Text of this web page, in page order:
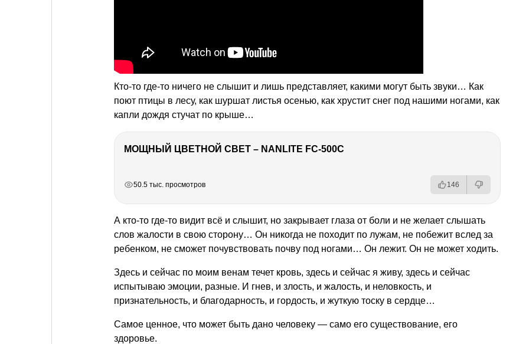
Кто-то где-то ничего не слышит и лишь представляет, какими могут быть звуки… Как
поют птицы в лесу, как шуршат листья осенью, как хрустит снег под нашими ногами, как
капли дождя стучат по крыше…
МОЩНЫЙ ЦВЕТНОЙ СВЕТ – NANLITE FC-500C
50.5 тыс. просмотров 146
А кто-то где-то видит всё и слышит, но закрывает глаза от боли и не желает слышать
слов жалости в свою сторону… Он никогда не походит по лужам, не побежит вслед за
ребенком, не сможет почувствовать почву под ногами… Он лежит. Он не может ходить.
Здесь и сейчас по моим венам течет кровь, здесь и сейчас я живу, здесь и сейчас
испытываю эмоции, разные. И гнев, и злость, и жалость, и неловкость, и
признательность, и благодарность, и гордость, и жуткую тоску в сердце…
Самое ценное, что может быть дано человеку — само его существование, его
здоровье.